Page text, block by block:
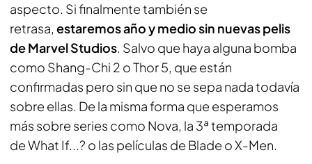
aspecto. Si finalmente también se
retrasa, estaremos año y medio sin nuevas pelis
de Marvel Studios. Salvo que haya alguna bomba
como Shang-Chi 2 oThor 5, que están
confirmadas pero sin que no se sepa nada todavía
sobre ellas. De la misma forma que esperamos
más sobre series como Nova, la 3ª temporada
deWhat If...? o las películas de Blade o X-Men.